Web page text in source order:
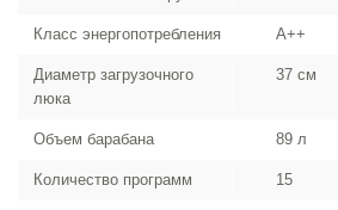
Класс энергопотребления A++
Диаметр загрузочного
люка
37 см
Объем барабана 89 л
Количество программ 15